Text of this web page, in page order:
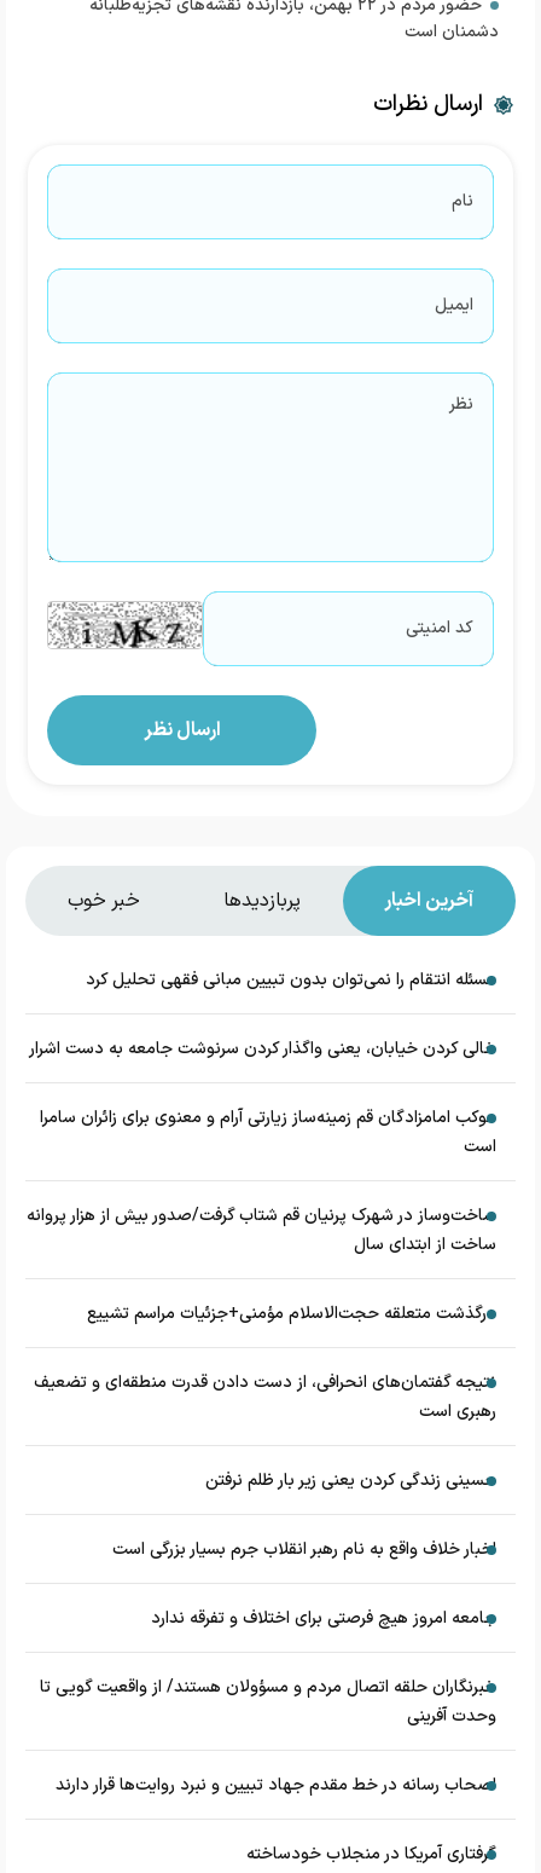
حضور مردم در ۲۲ بهمن، بازدارنده نقشه‌های تجزیه‌طلبانه
دشمنان است
ارسال نظرات
آخرین اخبار پربازدیدها خبر خوب
مسئله انتقام را نمی‌توان بدون تبیین مبانی فقهی تحلیل کرد
خالی کردن خیابان، یعنی واگذار کردن سرنوشت جامعه به دست اشرار
موکب امامزادگان قم زمینه‌ساز زیارتی آرام و معنوی برای زائران سامرا
است
ساخت‌وساز در شهرک پرنیان قم شتاب گرفت/صدور بیش از هزار پروانه
ساخت از ابتدای سال
درگذشت متعلقه حجت‌الاسلام مؤمنی+جزئیات مراسم تشییع
نتیجه گفتمان‌های انحرافی، از دست دادن قدرت منطقه‌ای و تضعیف
رهبری است
حسینی زندگی کردن یعنی زیر بار ظلم نرفتن
اخبار خلاف واقع به نام رهبر انقلاب جرم بسیار بزرگی است
جامعه امروز هیچ فرصتی برای اختلاف و تفرقه ندارد
خبرنگاران حلقه اتصال مردم و مسؤولان هستند/ از واقعیت گویی تا
وحدت آفرینی
اصحاب رسانه در خط مقدم جهاد تبیین و نبرد روایت‌ها قرار دارند
گرفتاری آمریکا در منجلاب خودساخته